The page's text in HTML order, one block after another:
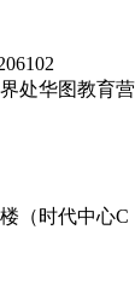
处华图教育营
（时代中心C